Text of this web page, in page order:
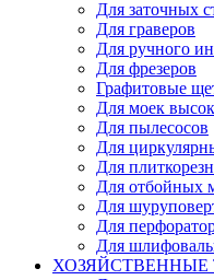
Для заточных
Для граверов
Для ручного
Для фрезеров
Графитовые
Для моек
Для пылесосов
Для
Для
Для отбойных
Для
Для
Для
ХОЗЯЙСТВЕННЫЕ